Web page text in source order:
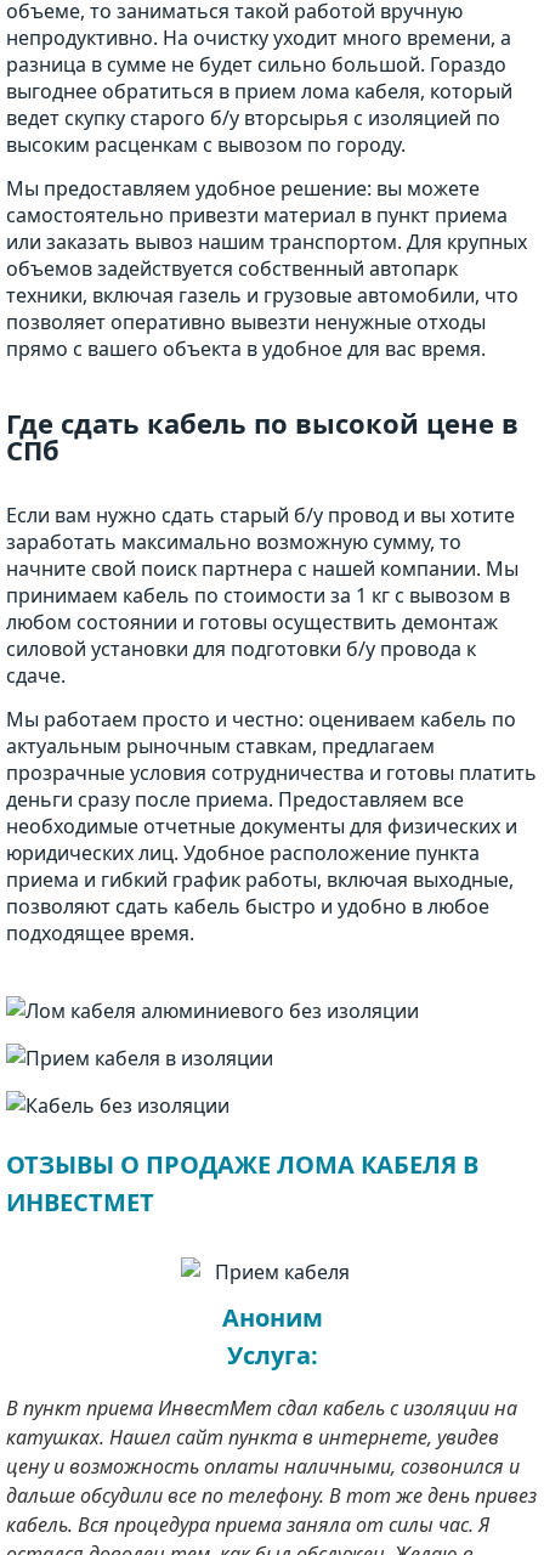
объеме, то заниматься такой работой вручную
непродуктивно. На очистку уходит много времени, а
разница в сумме не будет сильно большой. Гораздо
выгоднее обратиться в прием лома кабеля, который
ведет скупку старого б/у вторсырья с изоляцией по
высоким расценкам с вывозом по городу.
Мы предоставляем удобное решение: вы можете
самостоятельно привезти материал в пункт приема
или заказать вывоз нашим транспортом. Для крупных
объемов задействуется собственный автопарк
техники, включая газель и грузовые автомобили, что
позволяет оперативно вывезти ненужные отходы
прямо с вашего объекта в удобное для вас время.
Где сдать кабель по высокой цене в
СПб
Если вам нужно сдать старый б/у провод и вы хотите
заработать максимально возможную сумму, то
начните свой поиск партнера с нашей компании. Мы
принимаем кабель по стоимости за 1 кг с вывозом в
любом состоянии и готовы осуществить демонтаж
силовой установки для подготовки б/у провода к
сдаче.
Мы работаем просто и честно: оцениваем кабель по
актуальным рыночным ставкам, предлагаем
прозрачные условия сотрудничества и готовы платить
деньги сразу после приема. Предоставляем все
необходимые отчетные документы для физических и
юридических лиц. Удобное расположение пункта
приема и гибкий график работы, включая выходные,
позволяют сдать кабель быстро и удобно в любое
подходящее время.
ОТЗЫВЫ О ПРОДАЖЕ ЛОМА КАБЕЛЯ В
ИНВЕСТМЕТ
Аноним
Услуга:
В пункт приема ИнвестМет сдал кабель с изоляции на
катушках. Нашел сайт пункта в интернете, увидев
цену и возможность оплаты наличными, созвонился и
дальше обсудили все по телефону. В тот же день привез
кабель. Вся процедура приема заняла от силы час. Я